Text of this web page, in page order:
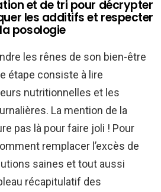
et de tri pour décrypter
les additifs et respecter
posologie
les rênes de son bien-être
étape consiste à lire
nutritionnelles et les
La mention de la
pas là pour faire joli ! Pour
remplacer l’excès de
saines et tout aussi
récapitulatif des